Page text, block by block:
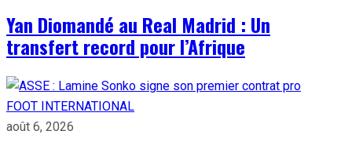
Yan Diomandé au Real Madrid : Un
transfert record pour l’Afrique
FOOT INTERNATIONAL
août 6, 2026